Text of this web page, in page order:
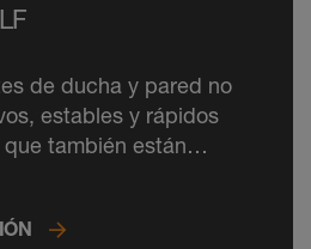
de ducha y pared no
estables y rápidos
también están